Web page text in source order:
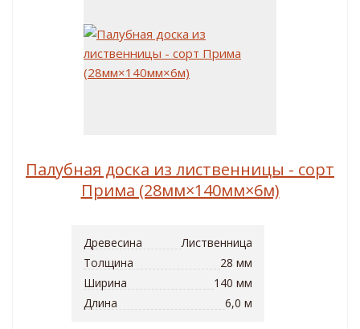
Палубная доска из лиственницы - сорт
Прима (28мм×140мм×6м)
Древесина
Лиственница
Толщина
28 мм
Ширина
140 мм
Длина
6,0 м